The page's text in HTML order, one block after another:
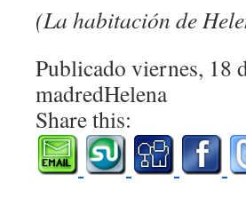
(La habitación de
Publicado viernes, 18
madredHelena
Share this: